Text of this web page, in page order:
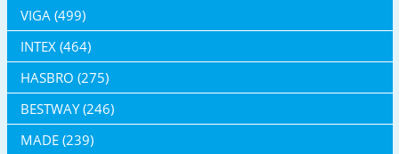
VIGA (499)
INTEX (464)
HASBRO (275)
BESTWAY (246)
MADE (239)